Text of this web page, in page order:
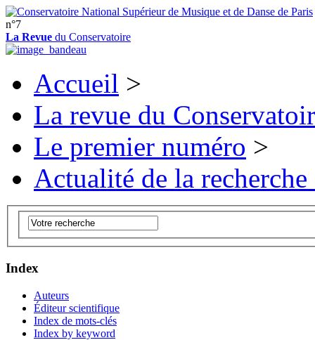
n°7
La Revue du Conservatoire
Accueil >
La revue du
Le premier numéro >
Actualité de la
Index
Auteurs
Éditeur scientifique
Index de mots-clés
Index by keyword